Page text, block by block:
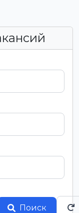
Поиск